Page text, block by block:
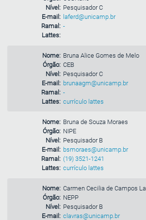
Nível: Pesquisador C
E-mail: laferd@unicamp.br
Ramal: -
Lattes:
Nome: Bruna Alice Gomes de Melo
Órgão: CEB
Nível: Pesquisador C
E-mail: brunaagm@unicamp.br
Ramal: -
Lattes: currículo lattes
Nome: Bruna de Souza Moraes
Órgão: NIPE
Nível: Pesquisador B
E-mail: bsmoraes@unicamp.br
Ramal: (19) 3521-1241
Lattes: currículo lattes
Nome: Carmen Cecilia de Campos
Órgão: NEPP
Nível: Pesquisador B
E-mail: clavras@unicamp.br